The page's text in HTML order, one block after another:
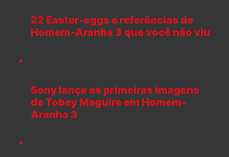
22 Easter-eggs e referências de
Homem-Aranha 3 que você não viu
Sony lança as primeiras imagens
de Tobey Maguire em Homem-
Aranha 3